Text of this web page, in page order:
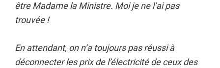
être Madame la Ministre. Moi je ne l’ai pas
trouvée !
En attendant, on n’a toujours pas réussi à
déconnecter les prix de l’électricité de ceux des